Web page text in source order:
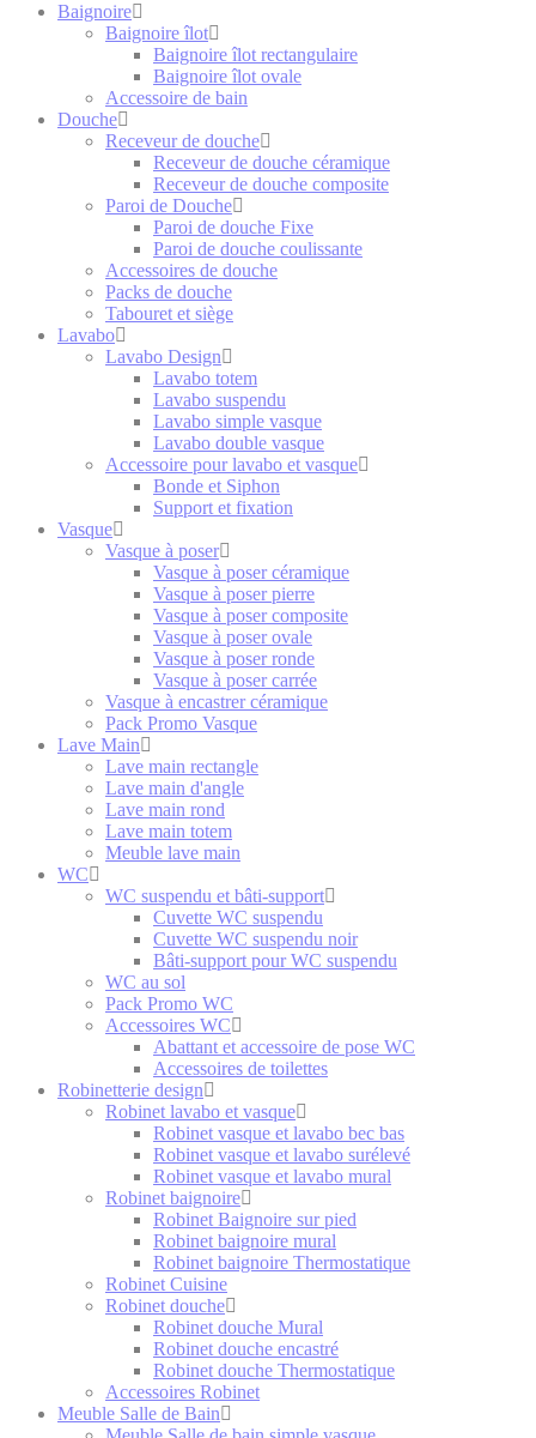
Baignoire
Baignoire îlot
Baignoire îlot rectangulaire
Baignoire îlot ovale
Accessoire de bain
Douche
Receveur de douche
Receveur de douche céramique
Receveur de douche composite
Paroi de Douche
Paroi de douche Fixe
Paroi de douche coulissante
Accessoires de douche
Packs de douche
Tabouret et siège
Lavabo
Lavabo Design
Lavabo totem
Lavabo suspendu
Lavabo simple vasque
Lavabo double vasque
Accessoire pour lavabo et vasque
Bonde et Siphon
Support et fixation
Vasque
Vasque à poser
Vasque à poser céramique
Vasque à poser pierre
Vasque à poser composite
Vasque à poser ovale
Vasque à poser ronde
Vasque à poser carrée
Vasque à encastrer céramique
Pack Promo Vasque
Lave Main
Lave main rectangle
Lave main d'angle
Lave main rond
Lave main totem
Meuble lave main
WC
WC suspendu et bâti-support
Cuvette WC suspendu
Cuvette WC suspendu noir
Bâti-support pour WC suspendu
WC au sol
Pack Promo WC
Accessoires WC
Abattant et accessoire de pose WC
Accessoires de toilettes
Robinetterie design
Robinet lavabo et vasque
Robinet vasque et lavabo bec bas
Robinet vasque et lavabo surélevé
Robinet vasque et lavabo mural
Robinet baignoire
Robinet Baignoire sur pied
Robinet baignoire mural
Robinet baignoire Thermostatique
Robinet Cuisine
Robinet douche
Robinet douche Mural
Robinet douche encastré
Robinet douche Thermostatique
Accessoires Robinet
Meuble Salle de Bain